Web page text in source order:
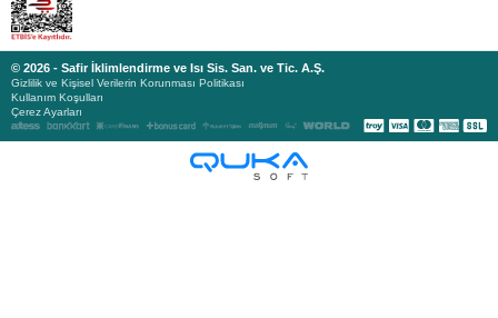
© 2026 - Safir İklimlendirme ve Isı Sis. San. ve Tic. A.Ş.
Gizlilik ve Kişisel Verilerin Korunması Politikası
Kullanım Koşulları
Çerez Ayarları